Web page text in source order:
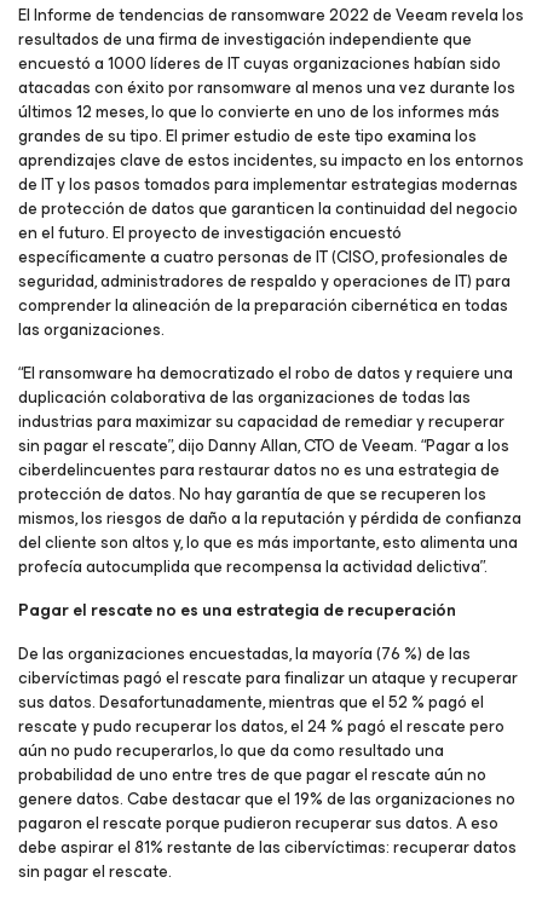
El Informe de tendencias de ransomware 2022 de Veeam revela los
resultados de una firma de investigación independiente que
encuestó a 1000 líderes de IT cuyas organizaciones habían sido
atacadas con éxito por ransomware al menos una vez durante los
últimos 12 meses, lo que lo convierte en uno de los informes más
grandes de su tipo. El primer estudio de este tipo examina los
aprendizajes clave de estos incidentes, su impacto en los entornos
de IT y los pasos tomados para implementar estrategias modernas
de protección de datos que garanticen la continuidad del negocio
en el futuro. El proyecto de investigación encuestó
específicamente a cuatro personas de IT (CISO, profesionales de
seguridad, administradores de respaldo y operaciones de IT) para
comprender la alineación de la preparación cibernética en todas
las organizaciones.
“El ransomware ha democratizado el robo de datos y requiere una
duplicación colaborativa de las organizaciones de todas las
industrias para maximizar su capacidad de remediar y recuperar
sin pagar el rescate”, dijo Danny Allan, CTO de Veeam. “Pagar a los
ciberdelincuentes para restaurar datos no es una estrategia de
protección de datos. No hay garantía de que se recuperen los
mismos, los riesgos de daño a la reputación y pérdida de confianza
del cliente son altos y, lo que es más importante, esto alimenta una
profecía autocumplida que recompensa la actividad delictiva”.
Pagar el rescate no es una estrategia de recuperación
De las organizaciones encuestadas, la mayoría (76 %) de las
cibervíctimas pagó el rescate para finalizar un ataque y recuperar
sus datos. Desafortunadamente, mientras que el 52 % pagó el
rescate y pudo recuperar los datos, el 24 % pagó el rescate pero
aún no pudo recuperarlos, lo que da como resultado una
probabilidad de uno entre tres de que pagar el rescate aún no
genere datos. Cabe destacar que el 19% de las organizaciones no
pagaron el rescate porque pudieron recuperar sus datos. A eso
debe aspirar el 81% restante de las cibervíctimas: recuperar datos
sin pagar el rescate.